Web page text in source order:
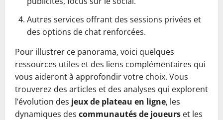
Autres services offrant des sessions privées et
des options de chat renforcées.
Pour illustrer ce panorama, voici quelques
ressources utiles et des liens complémentaires qui
vous aideront à approfondir votre choix. Vous
trouverez des articles et des analyses qui explorent
l’évolution des jeux de plateau en ligne, les
dynamiques des communautés de joueurs et les